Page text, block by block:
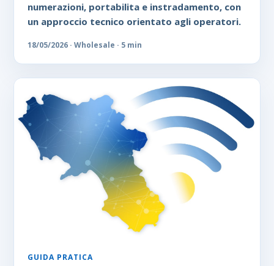
numerazioni, portabilita e instradamento, con
un approccio tecnico orientato agli operatori.
18/05/2026 · Wholesale · 5 min
GUIDA PRATICA